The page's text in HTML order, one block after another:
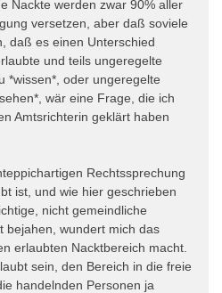
Nackte werden zwar 90% aller
versetzen, aber daß soviele
daß es einen Unterschied
und teils ungeregelte
*wissen*, oder ungeregelte
wär eine Frage, die ich
Amtsrichterin geklärt haben
Rechtssprechung
ist, und wie hier geschrieben
nicht gemeindliche
bejahen, wundert mich das
erlaubten Nacktbereich macht.
sein, den Bereich in die freie
handelnden Personen ja